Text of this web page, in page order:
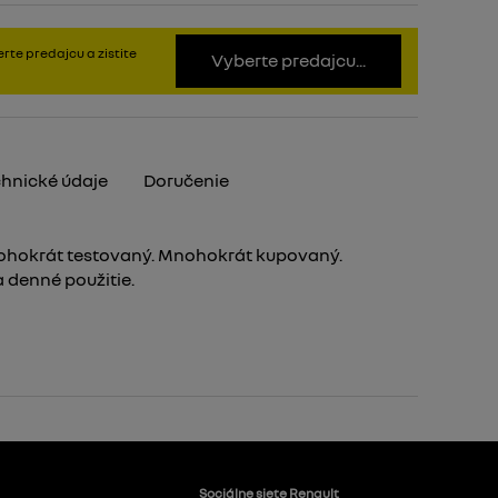
predajcu a zistite
Vyberte predajcu...
údaje Doručenie
testovaný. Mnohokrát kupovaný.
denné použitie.
Sociálne siete Renault